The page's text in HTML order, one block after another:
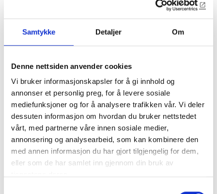
Samtykke Detaljer Om
Denne nettsiden anvender cookies
Vi bruker informasjonskapsler for å gi innhold og
annonser et personlig preg, for å levere sosiale
mediefunksjoner og for å analysere trafikken vår. Vi deler
dessuten informasjon om hvordan du bruker nettstedet
vårt, med partnerne våre innen sosiale medier,
annonsering og analysearbeid, som kan kombinere den
med annen informasjon du har gjort tilgjengelig for dem,
eller som de har samlet inn gjennom din bruk av
1316
21x130mm profilert golvlist
Original fra Ålesund 1910
Lagerførte varianter
1316-KVIT